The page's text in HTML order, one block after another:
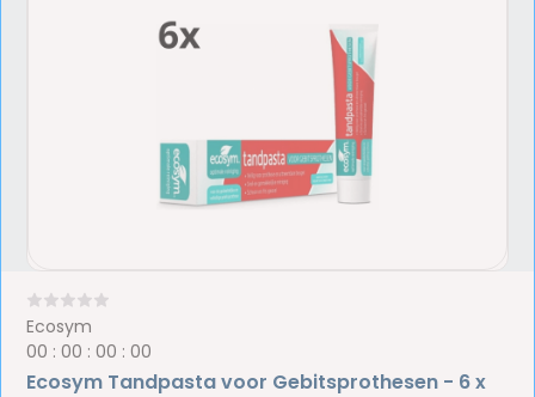
Ecosym
00 :00 :00 :00
Ecosym Tandpasta voor Gebitsprothesen - 6 x